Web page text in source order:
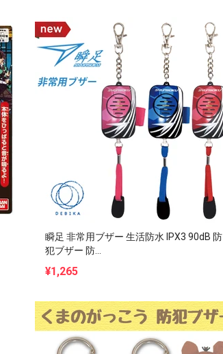
瞬足 非常用ブザー 生活防水 IPX3 90dB 防
犯ブザー 防...
¥1,265